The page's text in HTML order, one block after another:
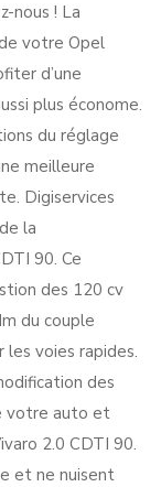
nous ! La
votre Opel
d’une
plus économe.
du réglage
meilleure
Digiservices
la
90. Ce
des 120 cv
du couple
les voies rapides.
des
votre auto et
2.0 CDTI 90.
et ne nuisent